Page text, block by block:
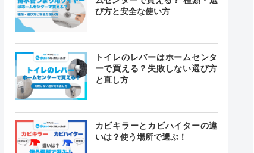
び方と安全な使い方
トイレのレバーはホームセンタ
ーで買える？失敗しない選び方
と直し方
カビキラーとカビハイターの違
いは？使う場所で選ぶ！